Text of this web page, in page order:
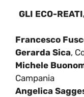
GLI ECO-
Francesco
Gerarda Sica,
Michele
Campania
Angelica